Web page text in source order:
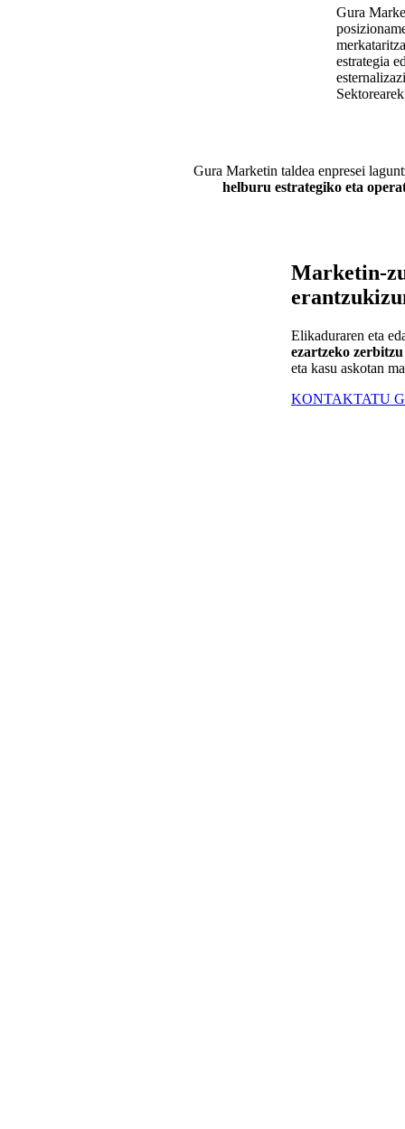
Gura
estrategia
Gura Marketin taldea enpresei
helburu estrategiko eta
Marketin-
Elikaduraren eta
ezartzeko zerbitzu
eta kasu askotan
KONTAKTATU